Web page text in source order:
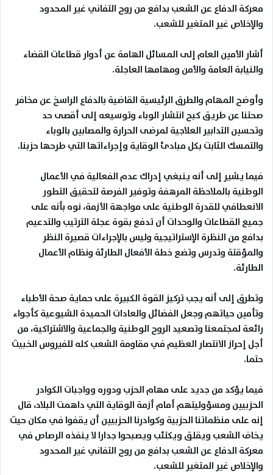
معركة الدفاع عن الشعب بدافع من روح التفاني غير المحدود
والإخلاص غير المتغير للشعب.
أشار الأمين العام إلى المسائل الهامة عن أدوار قطاعات القضاء
والنيابة العامة والأمن ومهامها العاجلة.
وأوضح المهام والطرق الرئيسية القاضية بالدفاع الراسخ عن مخافر
صحتنا عن طريق كبح انتشار الوباء وتوسيعه إلى أقصى حد
وتحسين التدابير العلاجية لمرضى الحرارة والمصابين بالوباء
والتمسك الثابت بكل مبادئ الوقاية وإجراءاتها التي طرحها حزبنا.
فيما يشير إلى أنه ينبغي إدراك عدم الفعالية في الأعمال
الوطنية بالملاحظة المرهفة وتوفير الفرصة لتحقيق التطور
الانعطافي للقدرة الوطنية على مواجهة الأزمة، نوه بأنه على
جميع القطاعات والوحدات أن تدفع بقوة عجلة الترتيب والتدعيم
بدافع من النظرة الإستراتيجية وليس بالإجراءات قصيرة النظر
والمؤقتة وتدرس وتضع خطة الأفعال الطارئة ونظام الأعمال
الطارئة.
وتطرق إلى أنه يجب تركيز القوة الكبيرة على حماية صحة الأطباء
وتأمين حياتهم وجعل الفضائل والعادات الحميدة الشيوعية كأجواء
رائعة لمجتمعنا وتصعيد الروح الوطنية والجماعية والاشتراكية، من
أجل إحراز الانتصار العظيم في مقاومة الشعب كله للفيروس الخبيث
حتما.
فيما يؤكد من جديد على مهام الحزب ودوره وواجبات الكوادر
الحزبيين ومسؤوليتهم أمام أزمة الوقاية التي داهمت البلاد، قال
إنه على منظماتنا الحزبية وكوادرنا الحزبيين أن يقفوا في مكان حيث
يخاف الشعب ويقلق ويكتئب ويصبحوا جدارا لا ينفذه الرصاص في
معركة الدفاع عن الشعب بدافع من روح التفاني غير المحدود
والإخلاص غير المتغير للشعب.